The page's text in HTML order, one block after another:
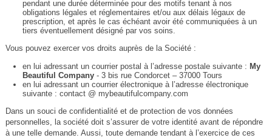
pendant une durée déterminée pour des motifs tenant à nos
obligations légales et réglementaires et/ou aux délais légaux de
prescription, et après le cas échéant avoir été communiquées à un
tiers éventuellement désigné par vos soins.
Vous pouvez exercer vos droits auprès de la Société :
en lui adressant un courrier postal à l’adresse postale suivante : My
Beautiful Company- 3 bis rue Condorcet – 37000 Tours
en lui adressant un courrier électronique à l’adresse électronique
suivante : contact @ mybeautifulcompany.com
Dans un souci de confidentialité et de protection de vos données
personnelles, la société doit s’assurer de votre identité avant de répondre
à une telle demande. Aussi, toute demande tendant à l’exercice de ces